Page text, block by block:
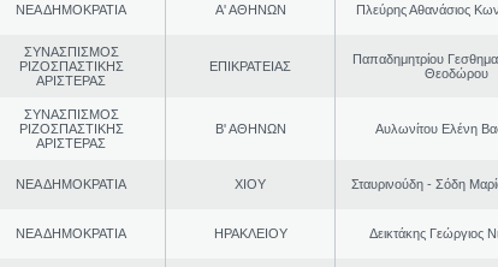
ΝΕΑ ΔΗΜΟΚΡΑΤΙΑ Α' ΑΘΗΝΩΝ Πλεύρης Αθανάσιος
ΣΥΝΑΣΠΙΣΜΟΣ
ΡΙΖΟΣΠΑΣΤΙΚΗΣ
ΑΡΙΣΤΕΡΑΣ
ΕΠΙΚΡΑΤΕΙΑΣ
Παπαδημητρίου
Θεοδώρου
ΣΥΝΑΣΠΙΣΜΟΣ
ΡΙΖΟΣΠΑΣΤΙΚΗΣ
ΑΡΙΣΤΕΡΑΣ
Β' ΑΘΗΝΩΝ Αυλωνίτου Ελένη
ΝΕΑ ΔΗΜΟΚΡΑΤΙΑ ΧΙΟΥ Σταυρινούδη - Σόδη
ΝΕΑ ΔΗΜΟΚΡΑΤΙΑ ΗΡΑΚΛΕΙΟΥ Δεικτάκης Γεώργιος